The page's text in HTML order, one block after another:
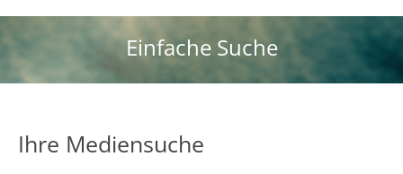
Einfache Suche
Ihre Mediensuche